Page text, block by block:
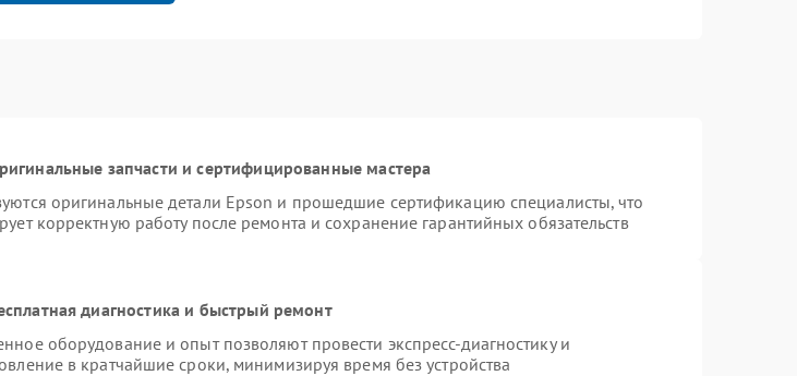
запчасти и сертифицированные мастера
оригинальные детали Epson и прошедшие сертификацию специалисты, что
корректную работу после ремонта и сохранение гарантийных обязательств
диагностика и быстрый ремонт
оборудование и опыт позволяют провести экспресс-диагностику и
в кратчайшие сроки, минимизируя время без устройства